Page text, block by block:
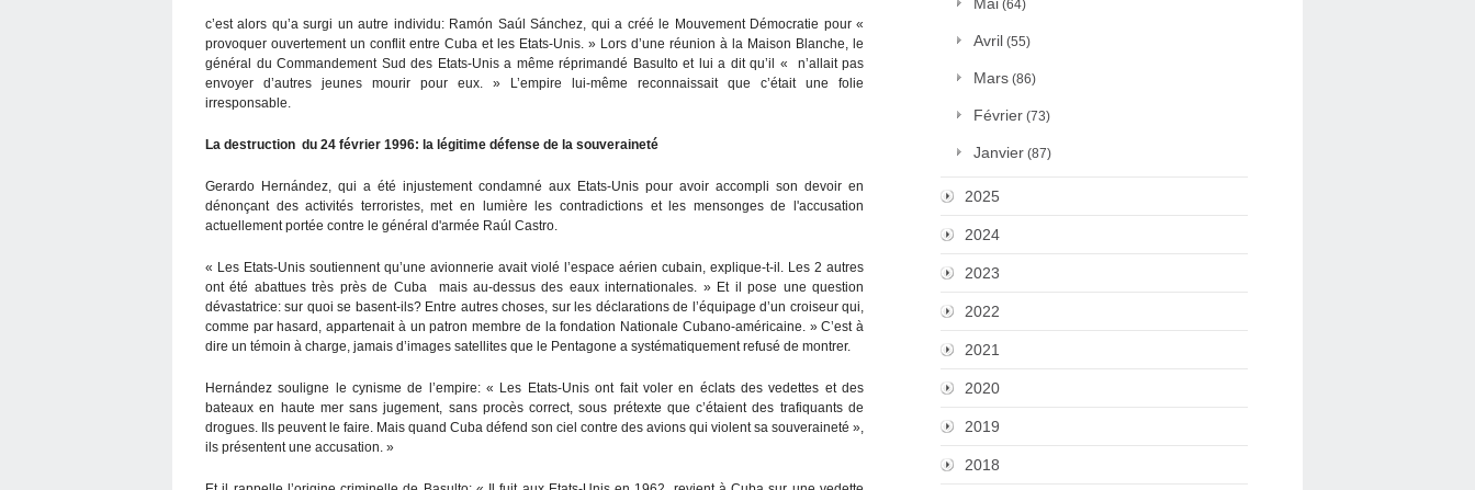
c’est alors qu’a surgi un autre individu: Ramón Saúl Sánchez, qui a créé le Mouvement Démocratie pour «
provoquer ouvertement un conflit entre Cuba et les Etats-Unis. » Lors d’une réunion à la Maison Blanche, le
général du Commandement Sud des Etats-Unis a même réprimandé Basulto et lui a dit qu’il « n’allait pas
envoyer d’autres jeunes mourir pour eux. » L’empire lui-même reconnaissait que c’était une folie
irresponsable.
La destruction du 24 février 1996: la légitime défense de la souveraineté
Gerardo Hernández, qui a été injustement condamné aux Etats-Unis pour avoir accompli son devoir en
dénonçant des activités terroristes, met en lumière les contradictions et les mensonges de l'accusation
actuellement portée contre le général d'armée Raúl Castro.
« Les Etats-Unis soutiennent qu’une avionnerie avait violé l’espace aérien cubain, explique-t-il. Les 2 autres
ont été abattues très près de Cuba mais au-dessus des eaux internationales. » Et il pose une question
dévastatrice: sur quoi se basent-ils? Entre autres choses, sur les déclarations de l’équipage d’un croiseur qui,
comme par hasard, appartenait à un patron membre de la fondation Nationale Cubano-américaine. » C’est à
dire un témoin à charge, jamais d’images satellites que le Pentagone a systématiquement refusé de montrer.
Hernández souligne le cynisme de l’empire: « Les Etats-Unis ont fait voler en éclats des vedettes et des
bateaux en haute mer sans jugement, sans procès correct, sous prétexte que c’étaient des trafiquants de
drogues. Ils peuvent le faire. Mais quand Cuba défend son ciel contre des avions qui violent sa souveraineté »,
ils présentent une accusation. »
(64)
Avril (55)
Mars (86)
Février (73)
Janvier (87)
2025
2024
2023
2022
2021
2020
2019
2018